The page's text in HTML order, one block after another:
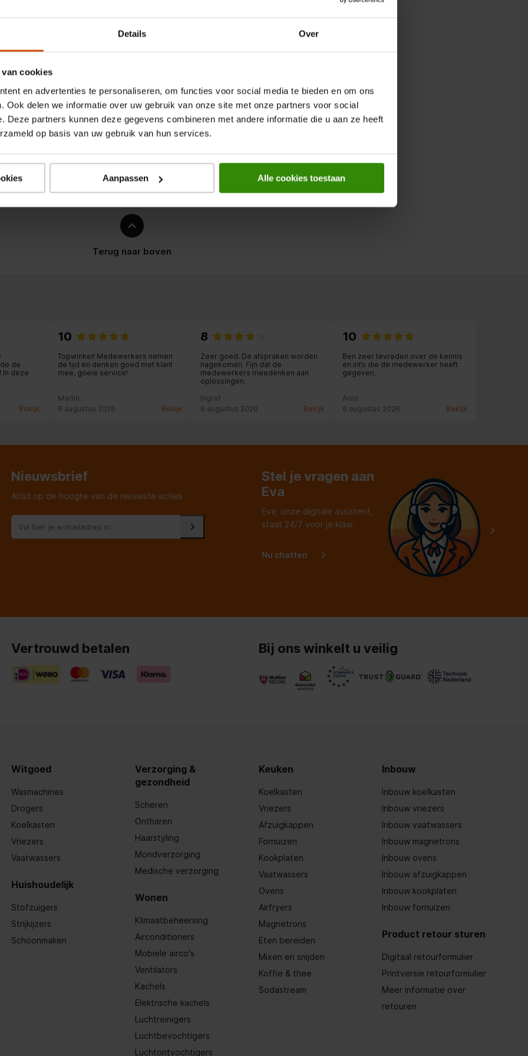
Details Over
cookies
en advertenties te personaliseren, om functies voor social media te bieden en om ons
Ook delen we informatie over uw gebruik van onze site met onze partners voor social
Deze partners kunnen deze gegevens combineren met andere informatie die u aan ze heeft
op basis van uw gebruik van hun services.
Aanpassen Alle cookies toestaan
1 pW
Terug naar boven
de
In deze
Bekijk
10
Topwinkel! Medewerkers nemen
de tijd en denken goed met klant
mee, goeie service!
Martin
6 augustus 2026
Bekijk
8
Zeer goed. De afspraken worden
nagekomen. Fijn dat de
medewerkers meedenken aan
oplossingen.
Ingrid
6 augustus 2026
Bekijk
10
Ben zeer tevreden over de kennis
en info die de medewerker heeft
gegeven.
Arno
6 augustus 2026
Bekijk
Nieuwsbrief
Altijd op de hoogte van de nieuwste acties
Stel je vragen aan
Eva
Eva, onze digitale assistent,
staat 24/7 voor je klaar
Nu chatten
Vertrouwd betalen Bij ons winkelt u veilig
Witgoed
Wasmachines
Drogers
Koelkasten
Vriezers
Vaatwassers
Huishoudelijk
Stofzuigers
Strijkijzers
Schoonmaken
Verzorging &
gezondheid
Scheren
Ontharen
Haarstyling
Mondverzorging
Medische verzorging
Wonen
Klimaatbeheersing
Airconditioners
Mobiele airco's
Ventilators
Kachels
Elektrische kachels
Luchtreinigers
Luchtbevochtigers
Luchtontvochtigers
Keuken
Koelkasten
Vriezers
Afzuigkappen
Fornuizen
Kookplaten
Vaatwassers
Ovens
Airfryers
Magnetrons
Eten bereiden
Mixen en snijden
Koffie & thee
Sodastream
Inbouw
Inbouw koelkasten
Inbouw vriezers
Inbouw vaatwassers
Inbouw magnetrons
Inbouw ovens
Inbouw afzuigkappen
Inbouw kookplaten
Inbouw fornuizen
Product retour sturen
Digitaal retourformulier
Printversie retourformulier
Meer informatie over
retouren